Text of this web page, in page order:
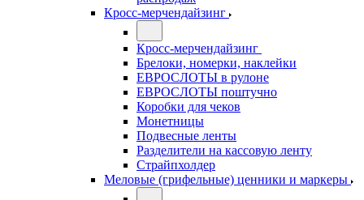
Кросс-мерчендайзинг
Кросс-мерчендайзинг
Брелоки, номерки, наклейки
ЕВРОСЛОТЫ в рулоне
ЕВРОСЛОТЫ поштучно
Коробки для чеков
Монетницы
Подвесные ленты
Разделители на кассовую ленту
Страйпхолдер
Меловые (грифельные) ценники и маркеры